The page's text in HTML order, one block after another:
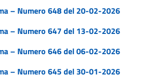
– Numero 648 del 20-02-2026
– Numero 647 del 13-02-2026
– Numero 646 del 06-02-2026
– Numero 645 del 30-01-2026